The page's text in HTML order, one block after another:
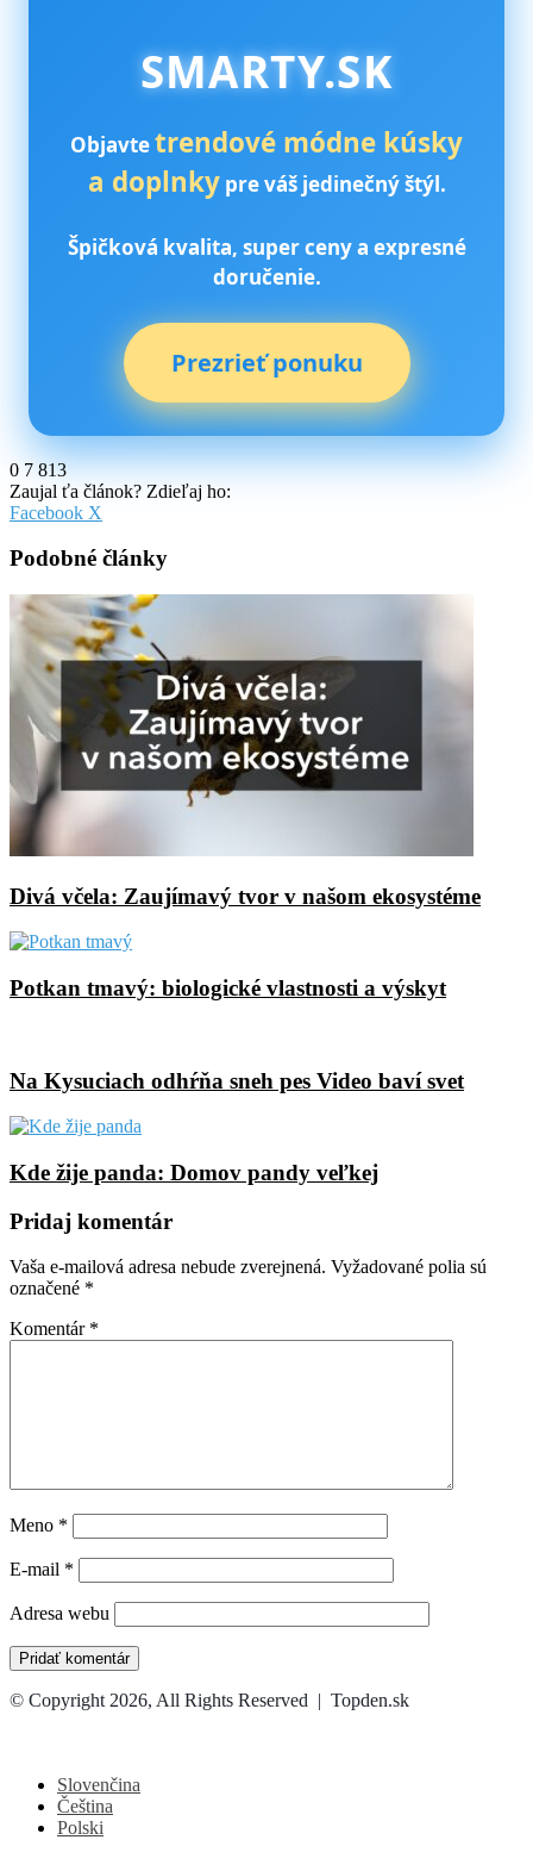
SMARTY.SK
Objavtetrendové módne kúsky
a doplnkypre váš jedinečný štýl.
Špičková kvalita, super ceny a expresné
doručenie.
Prezrieť ponuku
0 7 813
Zaujal ťa článok? Zdieľaj ho:
Facebook X
Email
Podobné články
Divá včela: Zaujímavý tvor v našom ekosystéme
Potkan tmavý: biologické vlastnosti a výskyt
Na Kysuciach odhŕňa sneh pes Video baví svet
Kde žije panda: Domov pandy veľkej
Pridaj komentár
Vaša e-mailová adresa nebude zverejnená. Vyžadované polia sú
označené *
Komentár *
Meno *
E-mail *
Adresa webu
© Copyright 2026, All Rights Reserved | Topden.sk
button
Slovenčina
Čeština
Polski